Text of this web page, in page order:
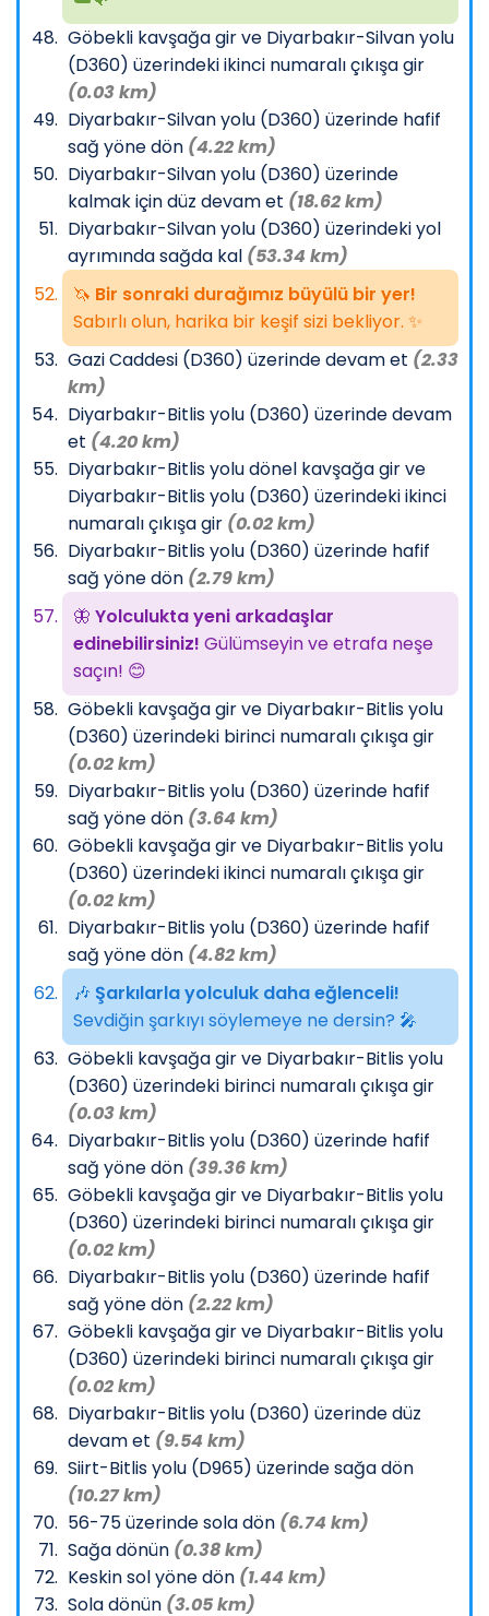
Göbekli kavşağa gir ve Diyarbakır-Silvan yolu
(D360) üzerindeki ikinci numaralı çıkışa gir
(0.03 km)
Diyarbakır-Silvan yolu (D360) üzerinde hafif
sağ yöne dön (4.22 km)
Diyarbakır-Silvan yolu (D360) üzerinde
kalmak için düz devam et (18.62 km)
Diyarbakır-Silvan yolu (D360) üzerindeki yol
ayrımında sağda kal (53.34 km)
🦄 Bir sonraki durağımız büyülü bir yer!
Sabırlı olun, harika bir keşif sizi bekliyor. ✨
Gazi Caddesi (D360) üzerinde devam et (2.33
km)
Diyarbakır-Bitlis yolu (D360) üzerinde devam
et (4.20 km)
Diyarbakır-Bitlis yolu dönel kavşağa gir ve
Diyarbakır-Bitlis yolu (D360) üzerindeki ikinci
numaralı çıkışa gir (0.02 km)
Diyarbakır-Bitlis yolu (D360) üzerinde hafif
sağ yöne dön (2.79 km)
🦋 Yolculukta yeni arkadaşlar
edinebilirsiniz! Gülümseyin ve etrafa neşe
saçın! 😊
Göbekli kavşağa gir ve Diyarbakır-Bitlis yolu
(D360) üzerindeki birinci numaralı çıkışa gir
(0.02 km)
Diyarbakır-Bitlis yolu (D360) üzerinde hafif
sağ yöne dön (3.64 km)
Göbekli kavşağa gir ve Diyarbakır-Bitlis yolu
(D360) üzerindeki ikinci numaralı çıkışa gir
(0.02 km)
Diyarbakır-Bitlis yolu (D360) üzerinde hafif
sağ yöne dön (4.82 km)
🎶 Şarkılarla yolculuk daha eğlenceli!
Sevdiğin şarkıyı söylemeye ne dersin? 🎤
Göbekli kavşağa gir ve Diyarbakır-Bitlis yolu
(D360) üzerindeki birinci numaralı çıkışa gir
(0.03 km)
Diyarbakır-Bitlis yolu (D360) üzerinde hafif
sağ yöne dön (39.36 km)
Göbekli kavşağa gir ve Diyarbakır-Bitlis yolu
(D360) üzerindeki birinci numaralı çıkışa gir
(0.02 km)
Diyarbakır-Bitlis yolu (D360) üzerinde hafif
sağ yöne dön (2.22 km)
Göbekli kavşağa gir ve Diyarbakır-Bitlis yolu
(D360) üzerindeki birinci numaralı çıkışa gir
(0.02 km)
Diyarbakır-Bitlis yolu (D360) üzerinde düz
devam et (9.54 km)
Siirt-Bitlis yolu (D965) üzerinde sağa dön
(10.27 km)
56-75 üzerinde sola dön (6.74 km)
Sağa dönün (0.38 km)
Keskin sol yöne dön (1.44 km)
Sola dönün (3.05 km)